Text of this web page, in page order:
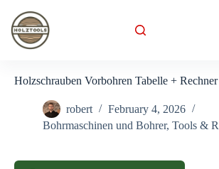
content
Holzschrauben Vorbohren Tabelle +
robert
February 4, 2026
Bohrmaschinen und Bohrer, Tools &